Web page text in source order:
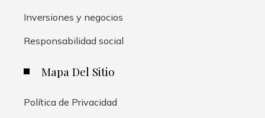
Inversiones y negocios
Responsabilidad social
Mapa Del Sitio
Política de Privacidad